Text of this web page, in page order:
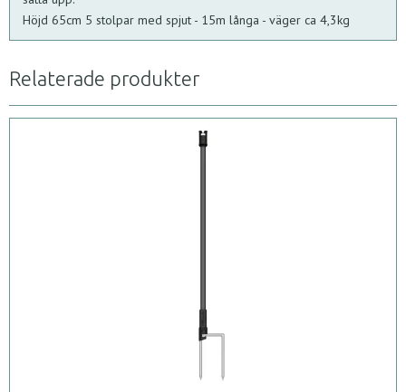
Höjd 65cm 5 stolpar med spjut - 15m långa - väger ca 4,3kg
Relaterade produkter